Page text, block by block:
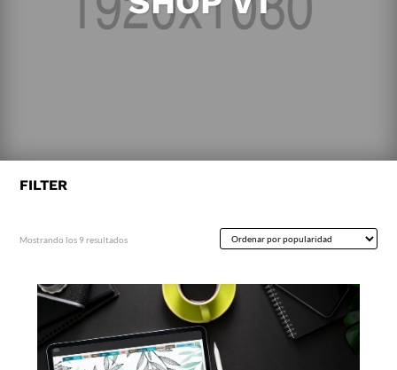
FILTER
Mostrando los 9 resultadosOrdenado
popularidad